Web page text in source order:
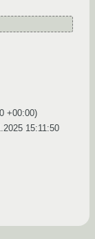
+00:00)
15:11:50